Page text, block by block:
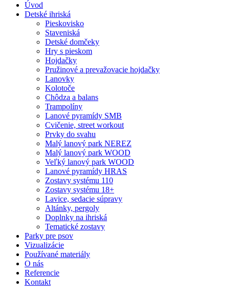
Úvod
Detské ihriská
Pieskovisko
Staveniská
Detské domčeky
Hry s pieskom
Hojdačky
Pružinové a prevažovacie hojdačky
Lanovky
Kolotoče
Chôdza a balans
Trampolíny
Lanové pyramídy SMB
Cvičenie, street workout
Prvky do svahu
Malý lanový park NEREZ
Malý lanový park WOOD
Veľký lanový park WOOD
Lanové pyramídy HRAS
Zostavy systému 110
Zostavy systému 18+
Lavice, sedacie súpravy
Altánky, pergoly
Doplnky na ihriská
Tematické zostavy
Parky pre psov
Vizualizácie
Používané materiály
O nás
Referencie
Kontakt